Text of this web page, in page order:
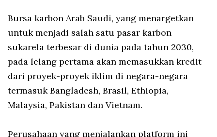
Bursa karbon Arab Saudi, yang menargetkan
untuk menjadi salah satu pasar karbon
sukarela terbesar di dunia pada tahun 2030,
pada lelang pertama akan memasukkan kredit
dari proyek-proyek iklim di negara-negara
termasuk Bangladesh, Brasil, Ethiopia,
Malaysia, Pakistan dan Vietnam.
Perusahaan yang menjalankan platform ini